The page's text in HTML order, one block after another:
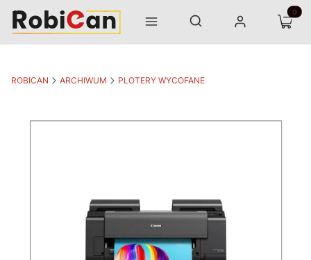
Menu Otwórz wyszukiwarkę
Szukaj Zaloguj się Koszyk
ROBICAN ARCHIWUM PLOTERY WYCOFANE